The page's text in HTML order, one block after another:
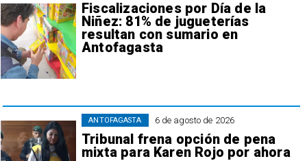
Fiscalizaciones por Día de la
Niñez: 81% de jugueterías
resultan con sumario en
Antofagasta
6 de agosto de 2026
Tribunal frena opción de pena
mixta para Karen Rojo por ahora
ANTOFAGASTA